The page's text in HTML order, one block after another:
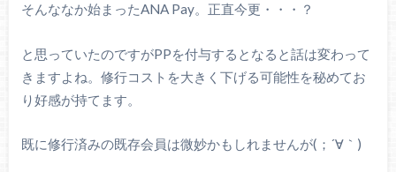
そんななか始まったANA Pay。正直今更・・・？
と思っていたのですがPPを付与するとなると話は変わって
きますよね。修行コストを大きく下げる可能性を秘めてお
り好感が持てます。
既に修行済みの既存会員は微妙かもしれませんが(；´∀｀)